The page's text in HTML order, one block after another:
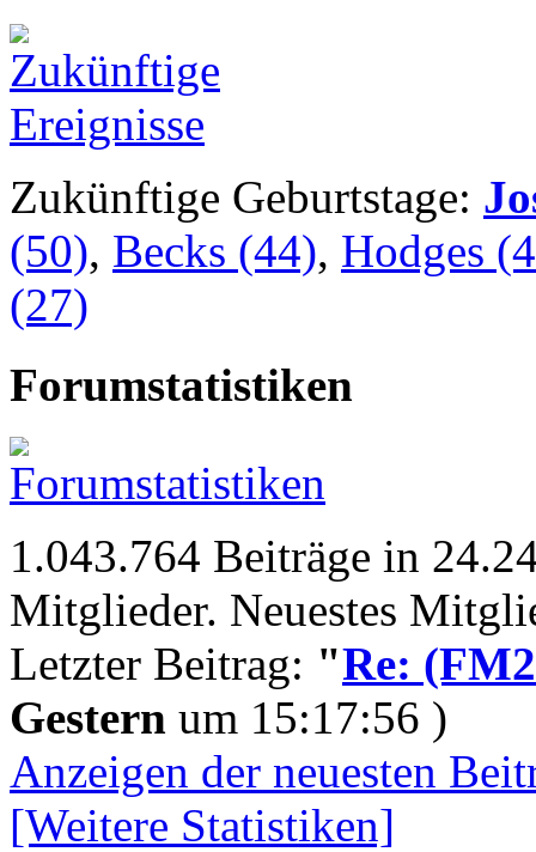
Zukünftige Geburtstage:
(50), Becks (44), Hodges
(27)
Forumstatistiken
1.043.764 Beiträge in
Mitglieder. Neuestes
Letzter Beitrag: "Re:
Gestern um 15:17:56 )
Anzeigen der neuesten
[Weitere Statistiken]